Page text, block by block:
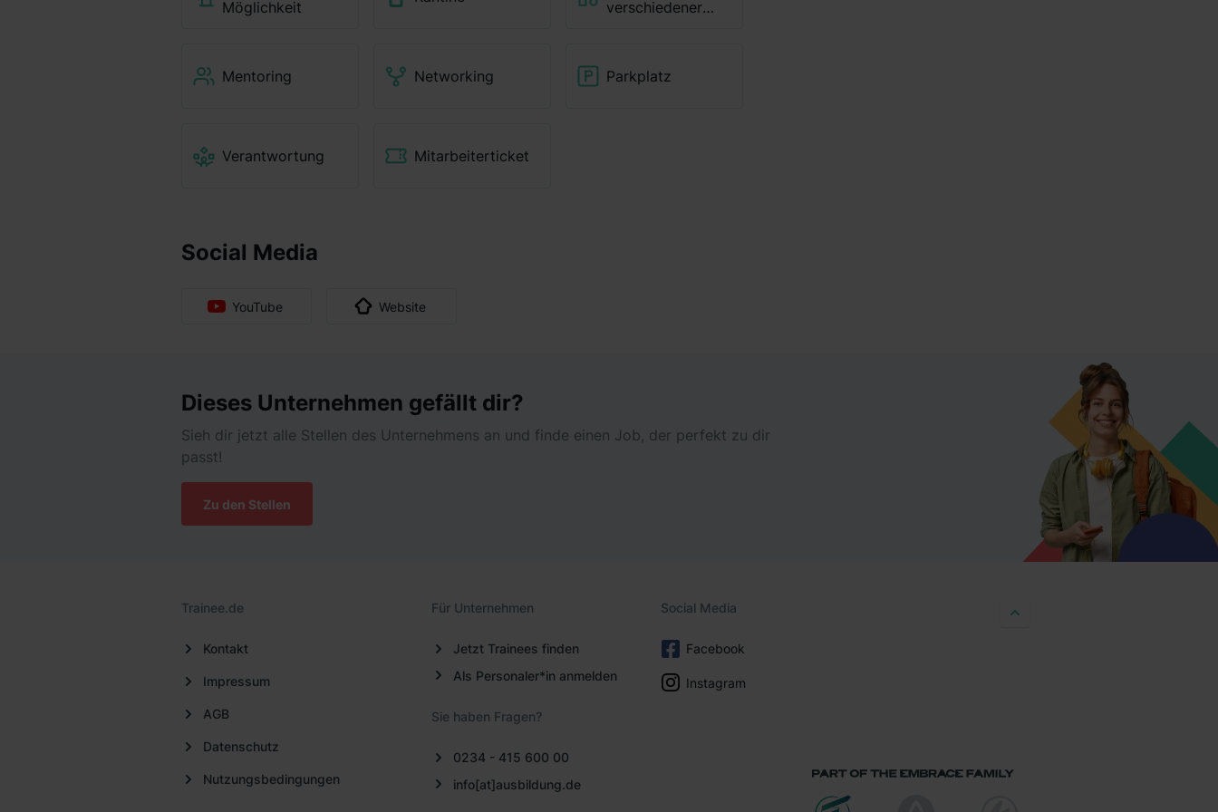
Möglichkeit
verschiedener
Mentoring Networking Parkplatz
Verantwortung Mitarbeiterticket
Social Media
YouTube Website
Dieses Unternehmen gefällt dir?
Sieh dir jetzt alle Stellen des Unternehmens an und finde einen Job, der perfekt zu dir
passt!
Zu den Stellen
Trainee.de
Kontakt
Impressum
AGB
Datenschutz
Nutzungsbedingungen
Für Unternehmen
Jetzt Trainees finden
Als Personaler*in anmelden
Sie haben Fragen?
0234 - 415 600 00
info[at]ausbildung.de
Social Media
Facebook
Instagram